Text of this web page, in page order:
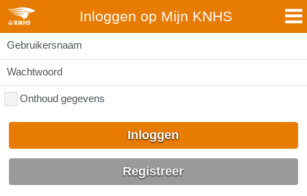
Inloggen op Mijn KNHS
Gebruikersnaam
Wachtwoord
Onthoud gegevens
Inloggen
Registreer